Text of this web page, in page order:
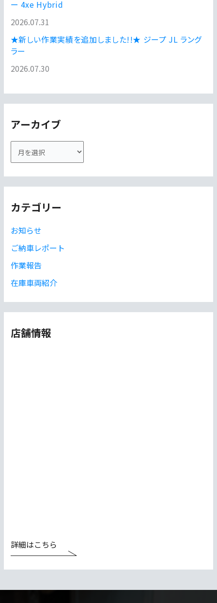
ー 4xe Hybrid
2026.07.31
★新しい作業実績を追加しました!!★ ジープ JL ラング
ラー
2026.07.30
アーカイブ
ー
カ
ブ
カテゴリー
お知らせ
ご納車レポート
作業報告
在庫車両紹介
店舗情報
詳細はこちら